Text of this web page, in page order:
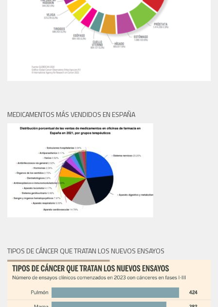
MEDICAMENTOS MÁS VENDIDOS EN ESPAÑA
TIPOS DE CÁNCER QUE TRATAN LOS NUEVOS ENSAYOS